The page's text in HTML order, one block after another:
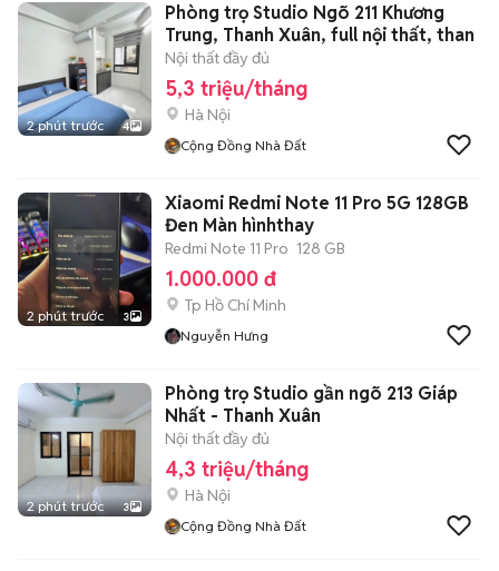
2 phút trước 4
Phòng trọ Studio Ngõ 211 Khương
Trung, Thanh Xuân, full nội thất, than
Nội thất đầy đủ
5,3 triệu/tháng
Hà Nội
Cộng Đồng Nhà Đất
2 phút trước 3
Xiaomi Redmi Note 11 Pro 5G 128GB
Đen Màn hìnhthay
Redmi Note 11 Pro 128 GB
1.000.000 đ
Tp Hồ Chí Minh
Nguyễn Hưng
2 phút trước 3
Phòng trọ Studio gần ngõ 213 Giáp
Nhất - Thanh Xuân
Nội thất đầy đủ
4,3 triệu/tháng
Hà Nội
Cộng Đồng Nhà Đất